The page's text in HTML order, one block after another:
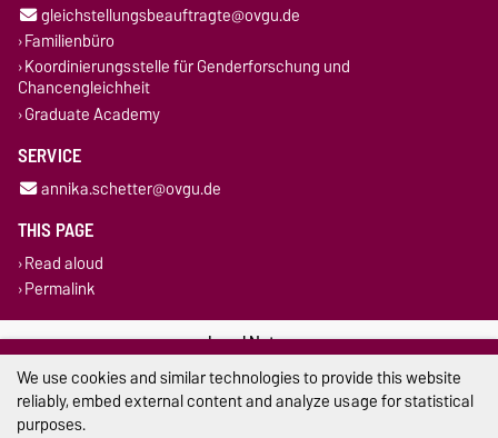
gleichstellungsbeauftragte@ovgu.de
Familienbüro
Koordinierungsstelle für Genderforschung und
Chancengleichheit
Graduate Academy
SERVICE
annika.schetter@ovgu.de
THIS PAGE
Read aloud
Permalink
Legal Notes
Privacy Policy
We use cookies and similar technologies to provide this website
reliably, embed external content and analyze usage for statistical
purposes.